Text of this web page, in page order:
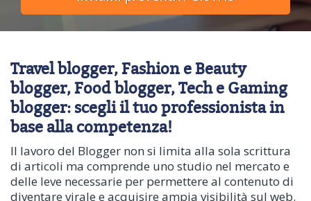
Travel blogger, Fashion e Beauty
blogger, Food blogger, Tech e Gaming
blogger: scegli il tuo professionista in
base alla competenza!
Il lavoro del Blogger non si limita alla sola scrittura
di articoli ma comprende uno studio nel mercato e
delle leve necessarie per permettere al contenuto di
diventare virale e acquisire ampia visibilità sul web.